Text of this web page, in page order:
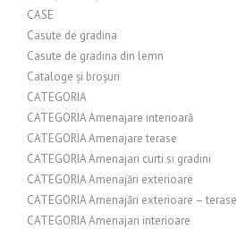
CASE
Casute de gradina
Casute de gradina din lemn
Cataloge și broșuri
CATEGORIA
CATEGORIA Amenajare interioară
CATEGORIA Amenajare terase
CATEGORIA Amenajari curti si gradini
CATEGORIA Amenajări exterioare
CATEGORIA Amenajări exterioare – terase
CATEGORIA Amenajari interioare